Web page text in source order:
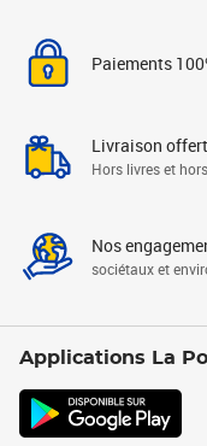
Paiements
Livraison
Hors livres et
Nos
sociétaux et
Applications La